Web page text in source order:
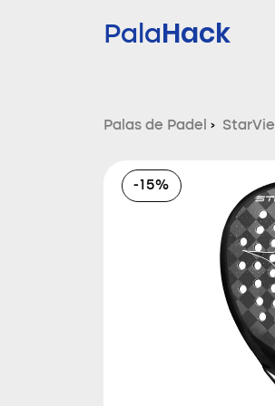
PalaHack
Palas de Padel › StarVie
-15%